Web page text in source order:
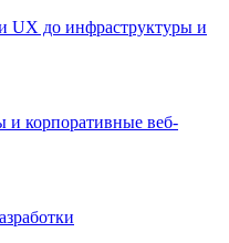
UX до инфраструктуры и
и корпоративные веб-